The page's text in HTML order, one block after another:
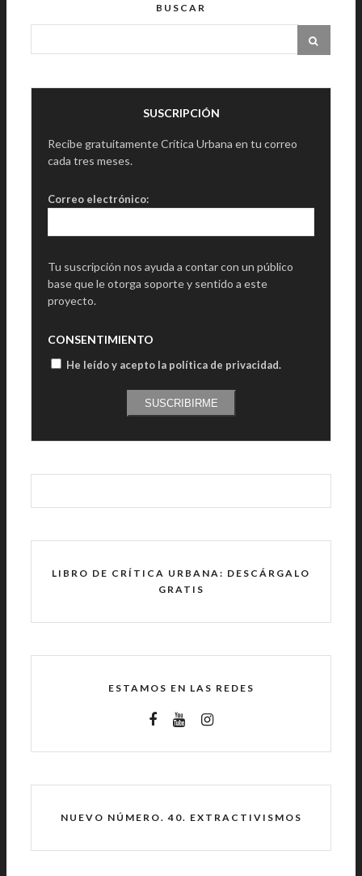
BUSCAR
SUSCRIPCIÓN
Recibe gratuitamente Crítica Urbana en tu correo
cada tres meses.
Correo electrónico:
Tu suscripción nos ayuda a contar con un público
base que le otorga soporte y sentido a este
proyecto.
CONSENTIMIENTO
He leído y acepto la política de privacidad.
SUSCRIBIRME
LIBRO DE CRÍTICA URBANA: DESCÁRGALO
GRATIS
ESTAMOS EN LAS REDES
NUEVO NÚMERO. 40. EXTRACTIVISMOS